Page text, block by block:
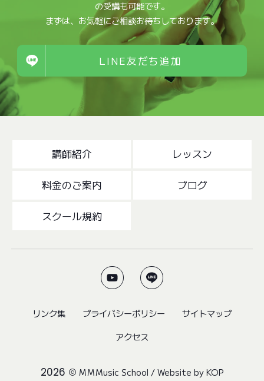
の受講も可能です。
まずは、お気軽にご相談お待ちしております。
LINE友だち追加
講師紹介 レッスン
料金のご案内 ブログ
スクール規約
2026 MMMusic School / Website byKOP
リンク集 プライバシーポリシー
サイトマップ
アクセス